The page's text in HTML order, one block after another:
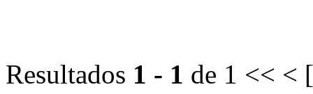
Resultados 1 - 1 de 1 << < [